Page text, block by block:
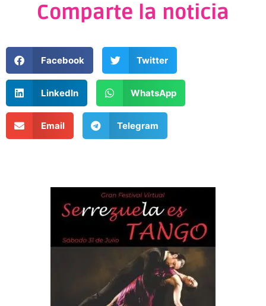
Comparte la noticia
Facebook Twitter
LinkedIn WhatsApp
Email Telegram